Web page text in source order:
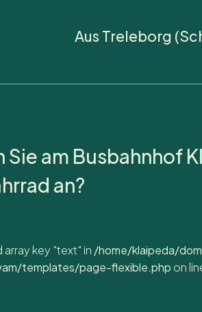
Aus Treleborg
Sie am Busbahnhof
an?
array key "text" in /home/klaipeda/
templates/page-flexible.php on